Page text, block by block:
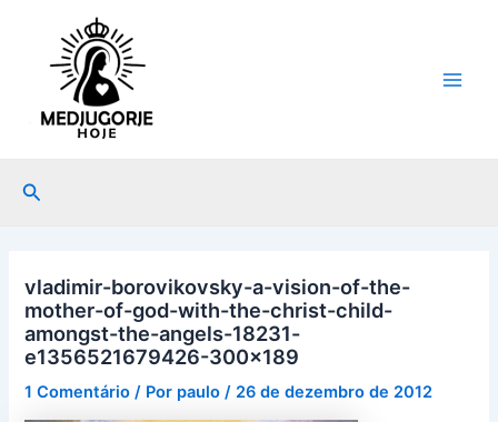
conteúdo
Pesquisar
vladimir-borovikovsky-a-vision-of-the-
mother-of-god-with-the-christ-child-
amongst-the-angels-18231-
e1356521679426-300×189
1 Comentário / Por paulo/ 26 de dezembro de 2012
navigation